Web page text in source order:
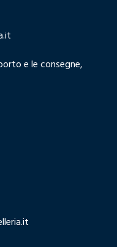
e le consegne,